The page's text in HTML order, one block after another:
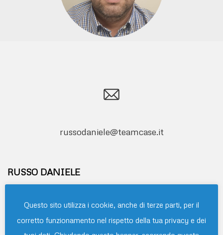
russodaniele@teamcase.it
RUSSO DANIELE
impianti di riscaldamento civile ed industriale,
centrali termiche, impianti di condizionamento
Questo sito utilizza i cookie, anche di terze parti, per il
corretto funzionamento nel rispetto della tua privacy e dei